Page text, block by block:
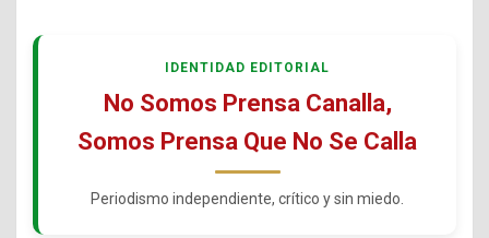
IDENTIDAD EDITORIAL
No Somos Prensa Canalla,
Somos Prensa Que No Se Calla
Periodismo independiente, crítico y sin miedo.